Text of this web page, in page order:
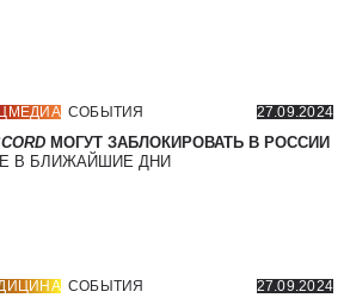
СОБЫТИЯ 27.09.2024
МОГУТ ЗАБЛОКИРОВАТЬ В РОССИИ
В БЛИЖАЙШИЕ ДНИ
СОБЫТИЯ 27.09.2024